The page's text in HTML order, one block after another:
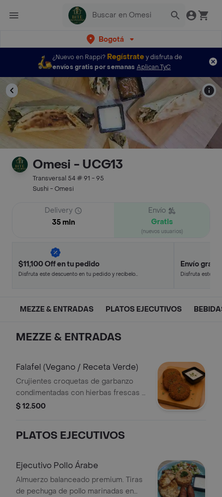
Bogotá
¿Nuevo en Rappi? Regístratey disfruta de
envíos gratis por semanas Aplican TyC
Omesi - UCG13
Transversal 54 # 91 - 95
Sushi - Omesi
Delivery
35 min
Envío
Gratis
(nuevos usuarios)
$11,100 Off en tu pedido
Disfruta este descuento en tu pedido y recíbelo
Envío
Disfruta este
MEZZE & ENTRADAS PLATOS EJECUTIVOS
MEZZE & ENTRADAS
Falafel (Vegano / Receta Verde)
Crujientes croquetas de garbanzo
condimentadas con hierbas frescas y
especias del Medio Oriente.
$ 12.500
PLATOS EJECUTIVOS
Ejecutivo Pollo Árabe
Almuerzo balanceado premium. Tiras
de pechuga de pollo marinadas en